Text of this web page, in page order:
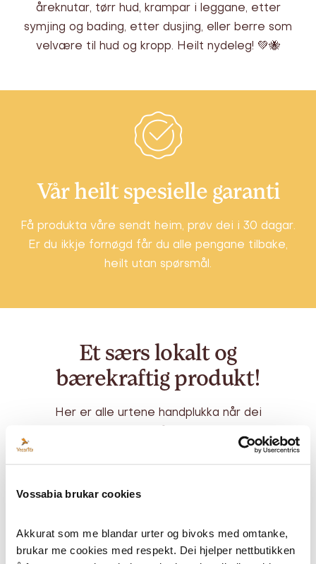
Vossabia brukar cookies
Akkurat som me blandar urter og bivoks med omtanke,
brukar me cookies med respekt. Dei hjelper nettbutikken
åreknutar, tørr hud, krampar i leggane, etter
symjing og bading, etter dusjing, eller berre som
velvære til hud og kropp. Heilt nydeleg! 💚🐝
Vår heilt spesielle garanti
Få produkta våre sendt heim, prøv dei i 30 dagar.
Er du ikkje fornøgd får du alle pengane tilbake,
heilt utan spørsmål.
Et særs lokalt og
bærekraftig produkt!
Her er alle urtene handplukka når dei
for å kunne gje vidare maksimalt av sine
det kunnskapsbasert drift får a til å, og det
gjeld også om innhausting, tørking og anna